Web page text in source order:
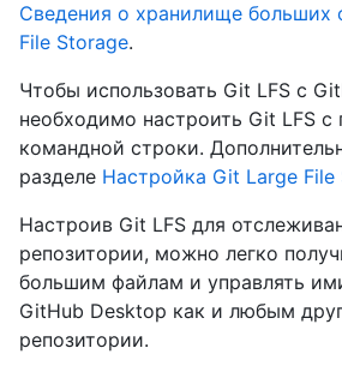
Сведения о хранилище больших
File Storage.
Чтобы использовать Git LFS с
необходимо настроить Git LFS
командной строки.
разделе Настройка Git Large File
Настроив Git LFS для
репозитории, можно легко
большим файлам и управлять
GitHub Desktop как и любым
репозитории.